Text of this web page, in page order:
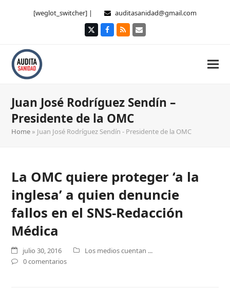
[weglot_switcher] | auditasanidad@gmail.com
TwitterFacebook
RSS Correo
Juan José Rodríguez Sendín –
Presidente de la OMC
Home » Juan José Rodríguez Sendín - Presidente de la OMC
La OMC quiere proteger ‘a la
inglesa’ a quien denuncie
fallos en el SNS-Redacción
Médica
julio 30, 2016
Los medios cuentan ...
0 comentarios